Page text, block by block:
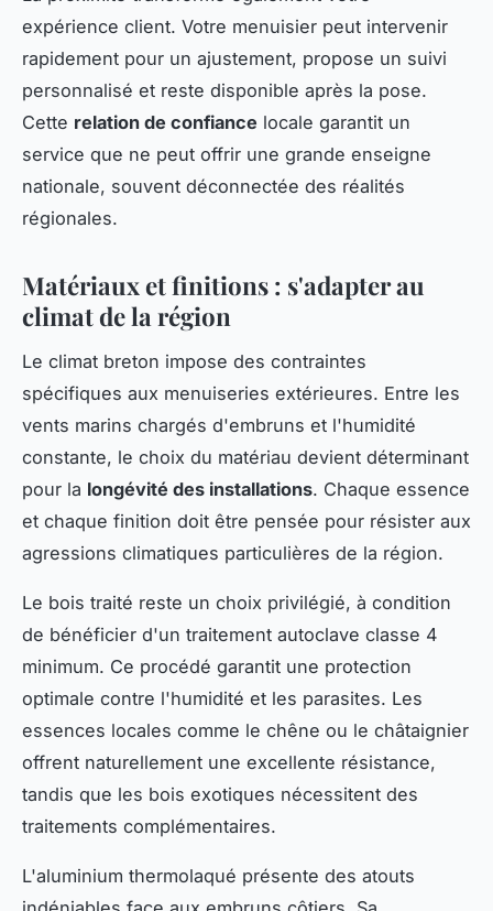
expérience client. Votre menuisier peut intervenir
rapidement pour un ajustement, propose un suivi
personnalisé et reste disponible après la pose.
Cette relation de confiance locale garantit un
service que ne peut offrir une grande enseigne
nationale, souvent déconnectée des réalités
régionales.
Matériaux et finitions : s'adapter au
climat de la région
Le climat breton impose des contraintes
spécifiques aux menuiseries extérieures. Entre les
vents marins chargés d'embruns et l'humidité
constante, le choix du matériau devient déterminant
pour la longévité des installations. Chaque essence
et chaque finition doit être pensée pour résister aux
agressions climatiques particulières de la région.
Le bois traité reste un choix privilégié, à condition
de bénéficier d'un traitement autoclave classe 4
minimum. Ce procédé garantit une protection
optimale contre l'humidité et les parasites. Les
essences locales comme le chêne ou le châtaignier
offrent naturellement une excellente résistance,
tandis que les bois exotiques nécessitent des
traitements complémentaires.
L'aluminium thermolaqué présente des atouts